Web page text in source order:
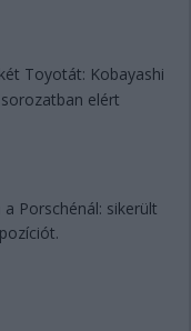
Toyotát: Kobayashi
elért
Porschénál: sikerült